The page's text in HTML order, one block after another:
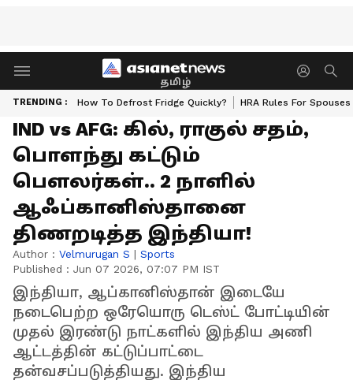
தமிழ்
TRENDING : How To Defrost Fridge Quickly? HRA Rules For Spouses
IND vs AFG: கில், ராகுல் சதம்,
பொளந்து கட்டும்
பௌலர்கள்.. 2 நாளில்
ஆஃப்கானிஸ்தானை
திணறடித்த இந்தியா!
Author : Velmurugan S | Sports
Published : Jun 07 2026, 07:07 PM IST
இந்தியா, ஆப்கானிஸ்தான் இடையே
நடைபெற்ற ஒரேயொரு டெஸ்ட் போட்டியின்
முதல் இரண்டு நாட்களில் இந்திய அணி
ஆட்டத்தின் கட்டுப்பாட்டை
தன்வசப்படுத்தியது. இந்திய